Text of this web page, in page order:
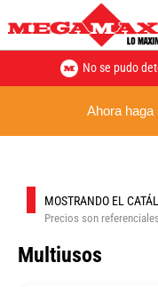
No se pudo
Ahora haga
MOSTRANDO EL
Precios son
Multiusos